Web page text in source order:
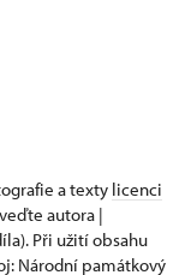
a texty licenci
autora |
Při užití obsahu
Národní památkový